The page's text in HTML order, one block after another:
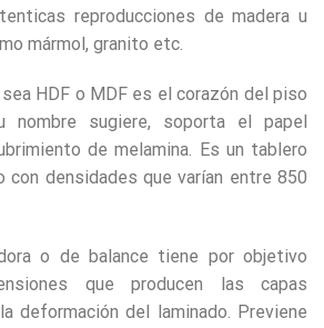
reproducciones de madera u
mármol, granito etc.
HDF o MDF es el corazón del piso
nombre sugiere, soporta el papel
de melamina. Es un tablero
con densidades que varían entre 850
o de balance tiene por objetivo
que producen las capas
deformación del laminado. Previene